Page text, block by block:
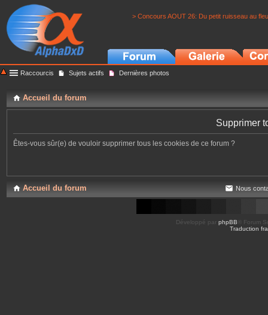
> Concours AOUT 26: Du petit ruisseau au
Raccourcis Sujets actifs Dernières photos
Accueil du forum
Supprimer
Êtes-vous sûr(e) de vouloir supprimer tous les cookies de ce forum ?
Accueil du forum Nous
Développé par phpBB ® Forum
Traduction